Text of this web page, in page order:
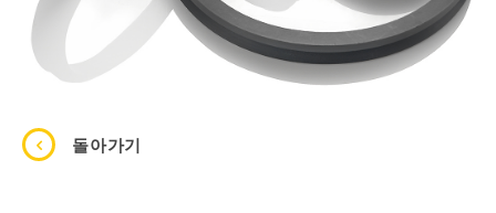
돌아가기